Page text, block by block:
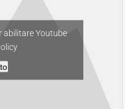
abilitare Youtube